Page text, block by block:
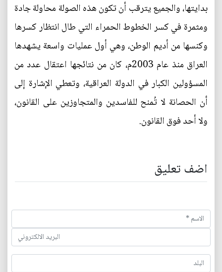
بدايتها، والجميع يترقب أن تكون هذه الصولة محاولة جادة
ومثمرة في كسر الخطوط الحمراء التي طال انتظار كسرها
وكنسها من أديم الوطن، وهي أول عمليات واسعة يشهدها
العراق منذ عام 2003م، كان من نتائجها اعتقال عدد من
المسؤولين الكبار في الدولة العراقية، وتعطي الإشارة إلى
أن الحصانة لا تُمنح للفاسدين والمتجاوزين على القانون،
ولا أحد فوق القانون.
اضف تعليق